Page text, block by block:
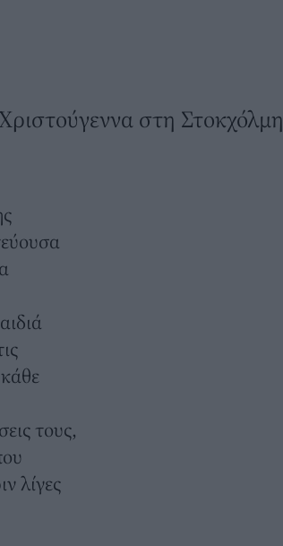
στη Στοκχόλμη
τους,
λίγες